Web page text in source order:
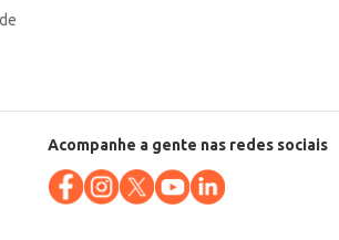
Acompanhe a gente nas redes sociais